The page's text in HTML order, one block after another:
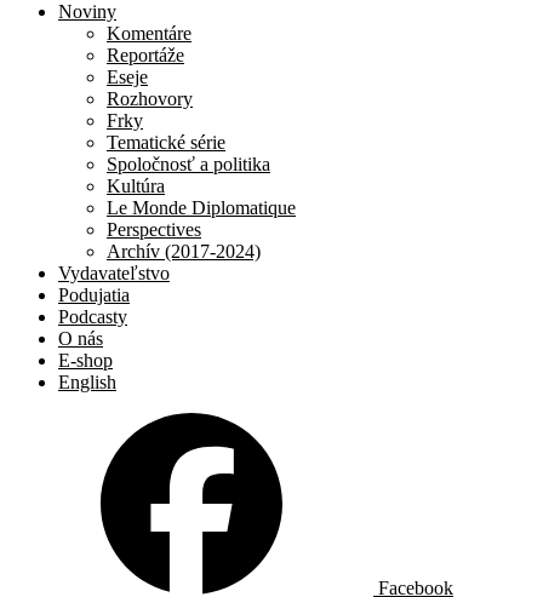
Noviny
Komentáre
Reportáže
Eseje
Rozhovory
Frky
Tematické série
Spoločnosť a politika
Kultúra
Le Monde Diplomatique
Perspectives
Archív (2017-2024)
Vydavateľstvo
Podujatia
Podcasty
O nás
E-shop
English
Facebook